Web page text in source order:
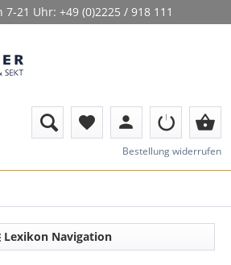
7-21 Uhr: +49 (0)2225 / 918 111
favorite person shopping_basket
Bestellung widerrufen
Lexikon Navigation